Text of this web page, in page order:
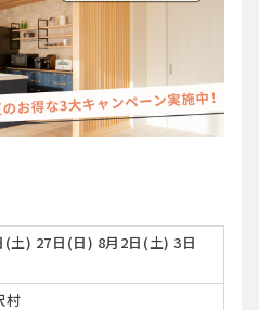
(土) 27日(日) 8月2日(土) 3日
村